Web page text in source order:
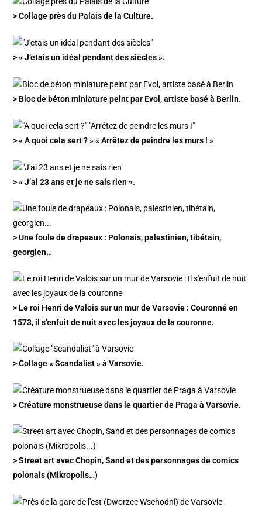
> Collage près du Palais de la Culture.
> « J’etais un idéal pendant des siècles ».
> Bloc de béton miniature peint par Evol, artiste basé à Berlin.
> « A quoi cela sert ? » « Arrêtez de peindre les murs ! »
> « J’ai 23 ans et je ne sais rien ».
> Une foule de drapeaux : Polonais, palestinien, tibétain,
georgien…
> Le roi Henri de Valois sur un mur de Varsovie : Couronné en
1573, il s’enfuit de nuit avec les joyaux de la couronne.
> Collage « Scandalist » à Varsovie.
> Créature monstrueuse dans le quartier de Praga à Varsovie.
> Street art avec Chopin, Sand et des personnages de comics
polonais (Mikropolis…)